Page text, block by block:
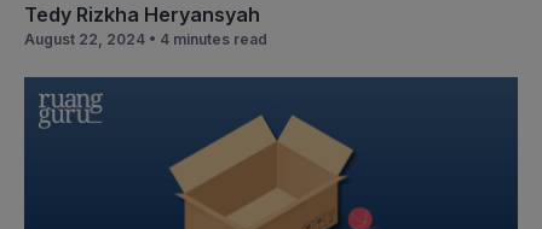
Tedy Rizkha Heryansyah
August 22, 2024 • 4 minutes read